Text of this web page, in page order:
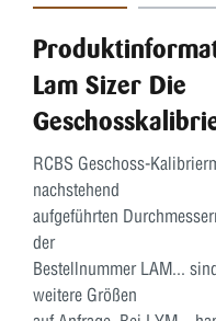
Lam Sizer Die
RCBS Geschoss-
nachstehend
aufgeführten
der
Bestellnummer LAM...
weitere Größen